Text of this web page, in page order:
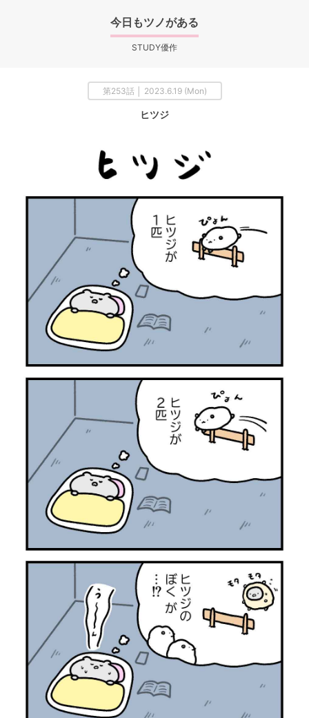
今日もツノがある
STUDY優作
第253話 │ 2023.6.19 (Mon)
ヒツジ